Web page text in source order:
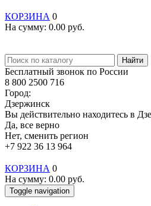
КОРЗИНА 0
На сумму: 0.00 руб.
Найти
Бесплатный звонок по России
8 800 2500 716
Город:
Дзержинск
Вы действительно находитесь в
Да, все верно
Нет, сменить регион
+7 922 36 13 964
КОРЗИНА 0
На сумму: 0.00 руб.
Toggle navigation